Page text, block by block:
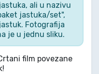
ali u nazivu
jastuka/set",
Fotografija
je u jednu sliku.
film povezane